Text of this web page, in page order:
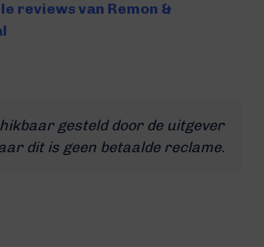
reviews van Remon &
gesteld door de uitgever
dit is geen betaalde reclame.